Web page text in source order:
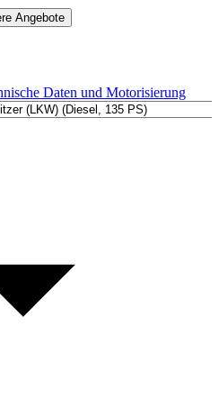
Angebote
Daten und Motorisierung